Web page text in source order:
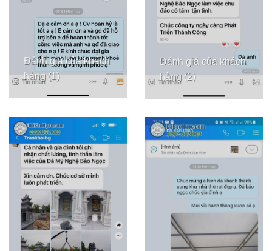
Đánh giá của khách
hàng (1)
Đánh giá của khách
hàng (2)